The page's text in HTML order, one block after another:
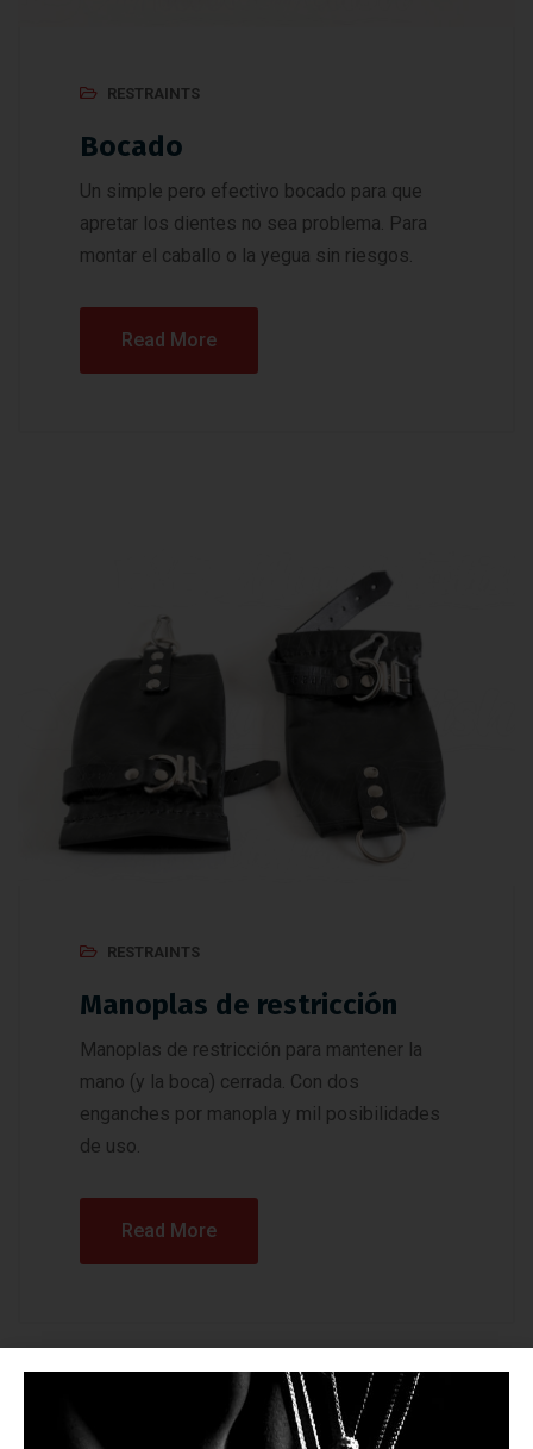
RESTRAINTS
Bocado
Un simple pero efectivo bocado para que
apretar los dientes no sea problema. Para
montar el caballo o la yegua sin riesgos.
Read More
RESTRAINTS
Manoplas de restricción
Manoplas de restricción para mantener la
mano (y la boca) cerrada. Con dos
enganches por manopla y mil posibilidades
de uso.
Read More